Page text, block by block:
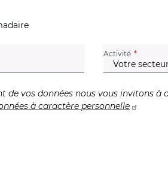
Activité (champ
de vos données nous vous invitons à
à caractère personnelle